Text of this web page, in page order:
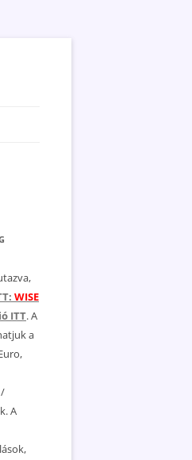
WISE
ITT. A
a
A